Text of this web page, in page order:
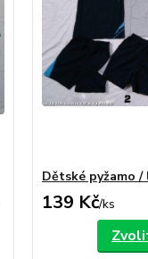
Dětské pyžamo
139 Kč/ks